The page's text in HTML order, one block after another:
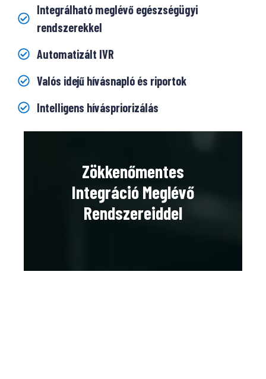
Integrálható meglévő egészségügyi
rendszerekkel
Automatizált IVR
Valós idejű hívásnapló és riportok
Intelligens híváspriorizálás
Zökkenőmentes
Integráció Meglévő
Rendszereiddel